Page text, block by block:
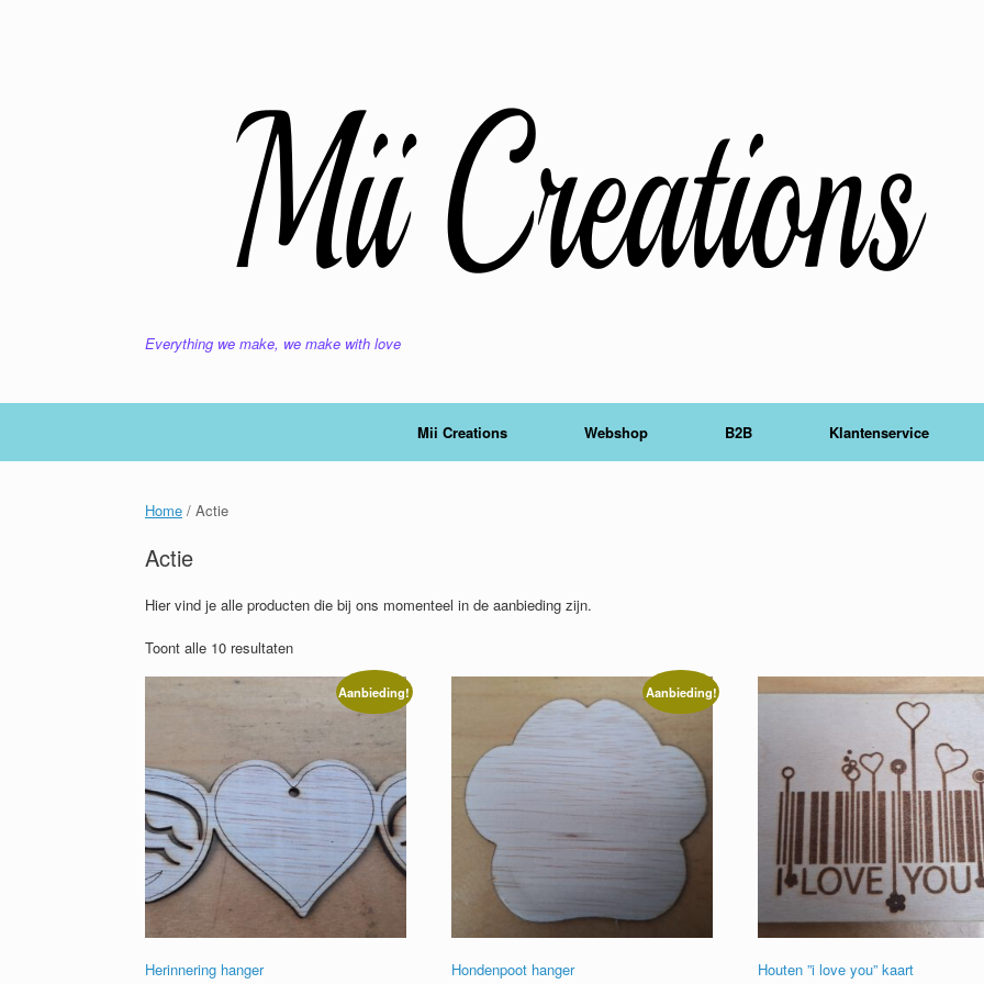
Everything we make, we make with love
Mii Creations Webshop B2B Klantenservice
Home / Actie
Actie
Hier vind je alle producten die bij ons momenteel in de aanbieding zijn.
Toont alle 10 resultaten
Aanbieding!
Herinnering hanger
Aanbieding!
Hondenpoot hanger Houten ”i love you” kaart